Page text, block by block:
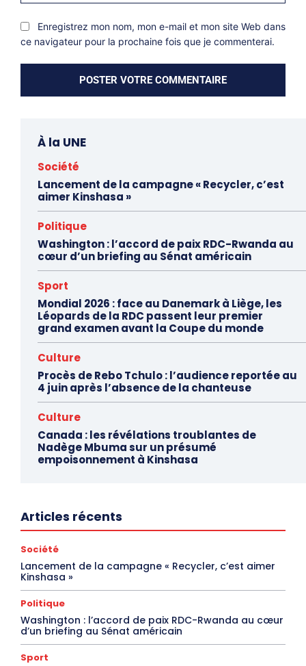
Enregistrez mon nom, mon e-mail et mon site Web dans
ce navigateur pour la prochaine fois que je commenterai.
À la UNE
Société
Lancement de la campagne « Recycler, c’est
aimer Kinshasa »
Politique
Washington : l’accord de paix RDC-Rwanda au
cœur d’un briefing au Sénat américain
Sport
Mondial 2026 : face au Danemark à Liège, les
Léopards de la RDC passent leur premier
grand examen avant la Coupe du monde
Culture
Procès de Rebo Tchulo : l’audience reportée au
4 juin après l’absence de la chanteuse
Culture
Canada : les révélations troublantes de
Nadège Mbuma sur un présumé
empoisonnement à Kinshasa
Articles récents
Société
Lancement de la campagne « Recycler, c’est aimer
Kinshasa »
Politique
Washington : l’accord de paix RDC-Rwanda au cœur
d’un briefing au Sénat américain
Sport